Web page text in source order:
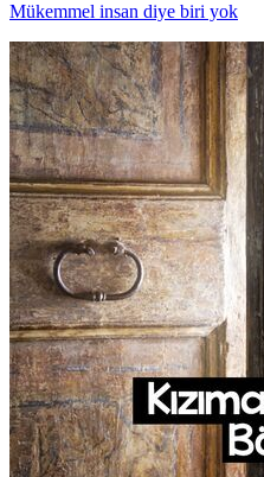
Mükemmel insan diye biri yok